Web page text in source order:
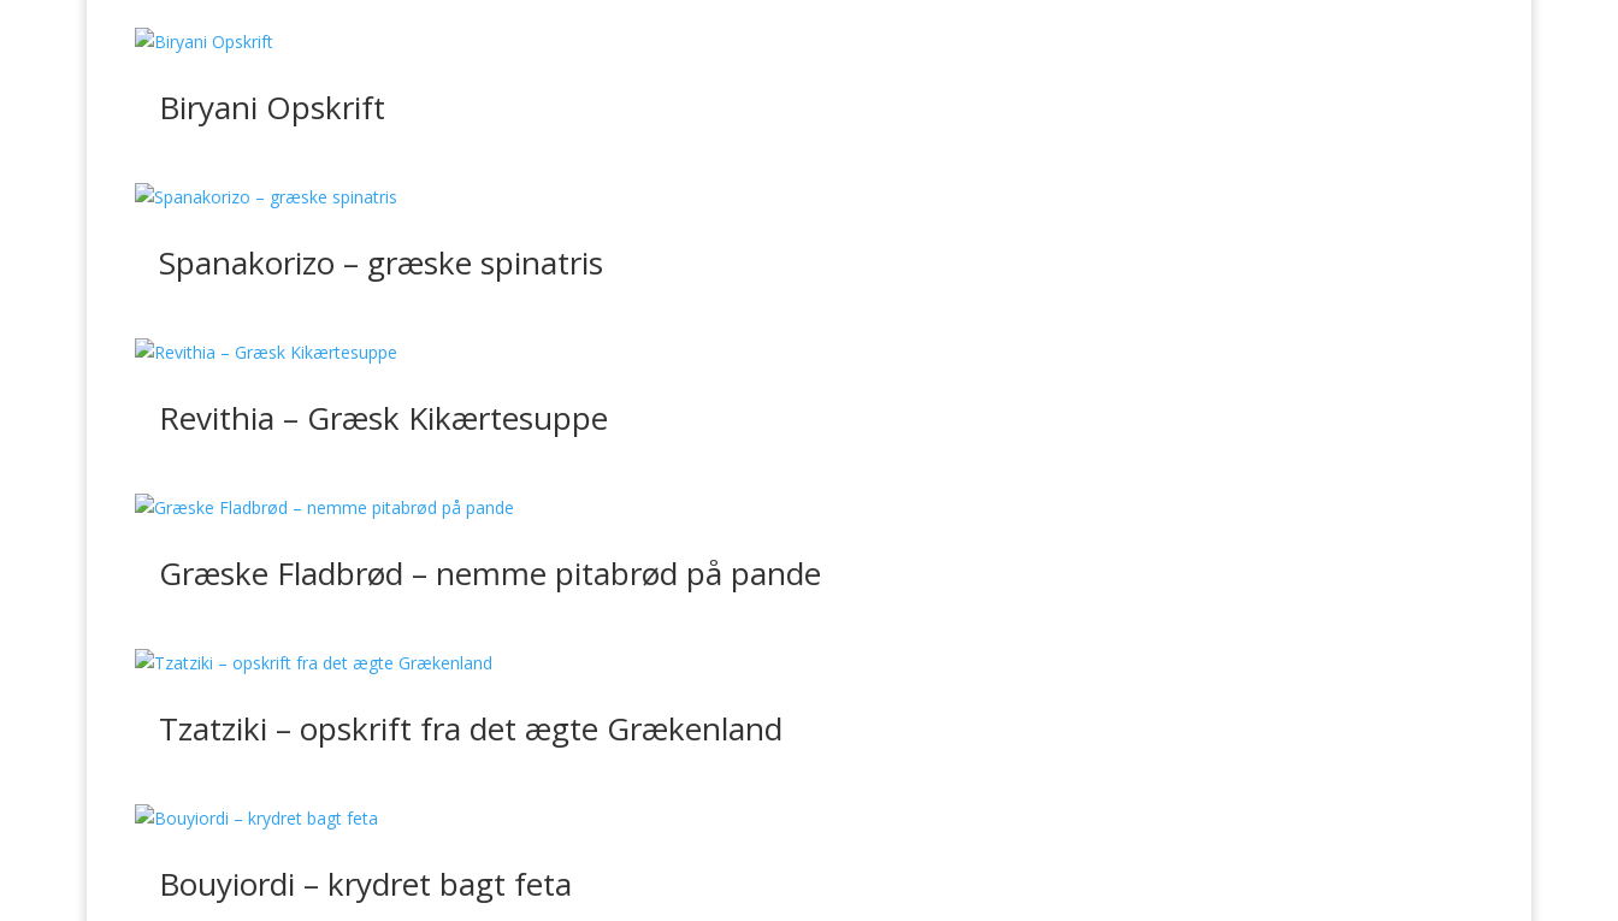
Biryani Opskrift
Spanakorizo – græske spinatris
Revithia – Græsk Kikærtesuppe
Græske Fladbrød – nemme pitabrød på pande
Tzatziki – opskrift fra det ægte Grækenland
Bouyiordi – krydret bagt feta